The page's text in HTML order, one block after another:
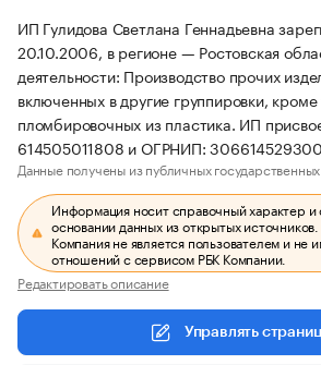
ИП Гулидова Светлана Геннадьевна
20.10.2006, в регионе — Ростовская
деятельности: Производство прочих
включенных в другие группировки, кроме
пломбировочных из пластика. ИП
614505011808 и ОГРНИП:
Данные получены из публичных
Информация носит справочный характер и
основании данных из открытых источников.
Компания не является пользователем и не
отношений с сервисом РБК Компании.
Редактировать описание
Управлять